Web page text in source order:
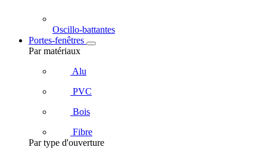
Oscillo-battantes
Portes-fenêtres
Par matériaux
Alu
PVC
Bois
Fibre
Par type d'ouverture